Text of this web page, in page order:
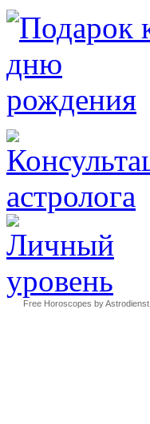
Free Horoscopes by Astrodienst